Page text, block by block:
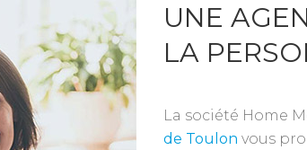
UNE
LA
La société Home
de Toulon vous